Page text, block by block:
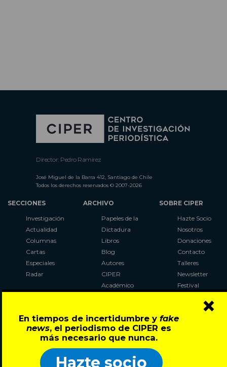
En tiempos de incertidumbre y fake
news, el periodismo de CIPER es
más necesario que nunca.
Hazte socio
×
Director: Pedro Ramírez
José Miguel de la Barra 412, Santiago de Chile
Todos los derechos reservados © 2007-2026
SECCIONES
Investigación
Actualidad
Columnas
Cartas
Especiales
Radar
ARCHIVO
Papeles de la
Dictadura
Libros
Blog
Autores
CIPER
Académico
Al Plebiscito
con CIPER
SOBRE CIPER
Hazte Socio
Nosotros
Donaciones
Contacto
Talleres
Newsletter
Festival